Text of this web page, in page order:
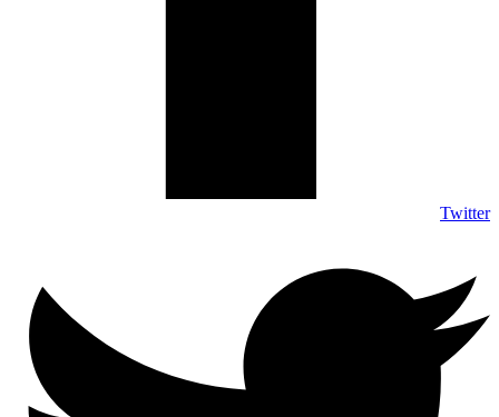
Twitter